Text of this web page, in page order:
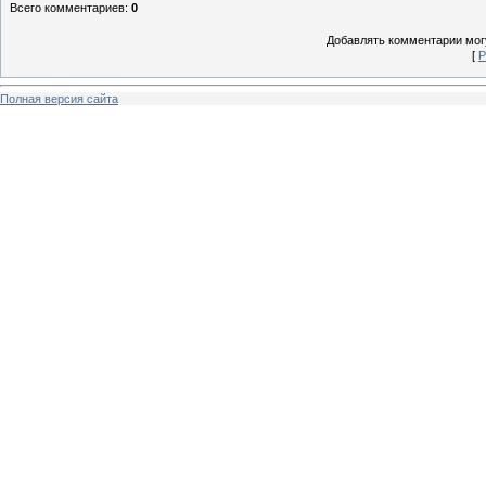
Всего комментариев: 0
Добавлять комментарии
[
Полная версия сайта